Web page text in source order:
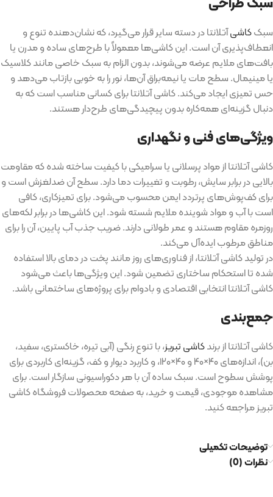
سبککاشیآتلانتا در دسته سایر قرار می‌گیرد، که نشان‌دهنده تنوع و
انعطاف‌پذیری آن است.این کاشی‌ها معمولاً با طرح‌های ساده و مدرن یا
بافت‌های ملایم عرضه می‌شوند، بدون الزام به سبک خاصی مانند کلاسیک
یا مینیمال.سطح مات یا نیمه‌براق آن‌ها، نور را به خوبی بازتاب می‌دهد و
حس تمیزی ایجاد می‌کند.کاشی آتلانتا برای کسانی مناسب است که به
دنبال گزینه‌ای همه‌کاره بدون پیچیدگی‌های طرح‌دار هستند.
ویژگی‌های فنی و نگهداری
کاشی آتلانتا از مواد پرسلانی یا سرامیکی با کیفیت ساخته شده که مقاومت
بالایی در برابر سایش، رطوبت و تغییرات دما دارد.سطح آن ضدلغزش است و
برای کف‌پوش‌های پرتردد ایمن محسوب می‌شود.برای تمیزکاری، کافی
است با آب و مواد شوینده ملایم شسته شود.این کاشی‌ها در برابر لکه‌های
روزمره مقاوم هستند و عمر طولانی دارند.ضریب جذب آب پایین، آن را برای
مناطق مرطوب ایده‌آل می‌کند.
در تولید کاشی آتلانتا، از فناوری‌های روز مانند پخت در دمای بالا استفاده
شده تا استحکام ساختاری تضمین شود.این ویژگی‌ها باعث می‌شود
کاشی آتلانتا انتخابی اقتصادی و بادوام برای پروژه‌های ساختمانی باشد.
جمع‌بندی
کاشی آتلانتا از برندکاشی تبریز، با تنوع رنگی(آبی تیره، خاکستری، سفید،
بن)، اندازه‌های ۴۰ ×۴۰ و ۴۰ ×
۱۲۰، و کاربرد دیوار و کف، گزینه‌ای کاربردی برای
پوشش سطوح است.سبک ساده آن با هر دکوراسیونی سازگار است.برای
مشاهده موجودی، قیمت و خرید، به صفحه محصولات فروشگاه کاشی
تبریز مراجعه کنید.
توضیحات تکمیلی
نظرات (0)